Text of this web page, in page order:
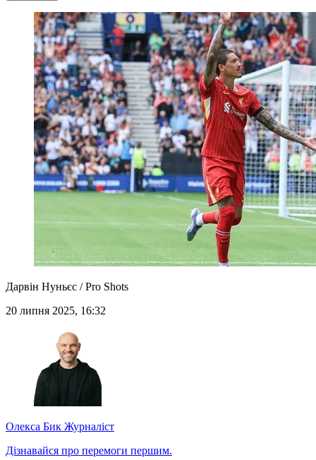
Дарвін Нуньєс / Pro Shots
20 липня 2025, 16:32
Олекса Бик Журналіст
Дізнавайся про перемоги першим.